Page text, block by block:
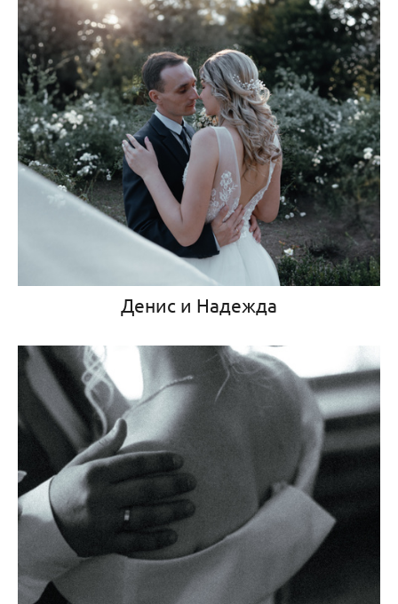
Денис и Надежда